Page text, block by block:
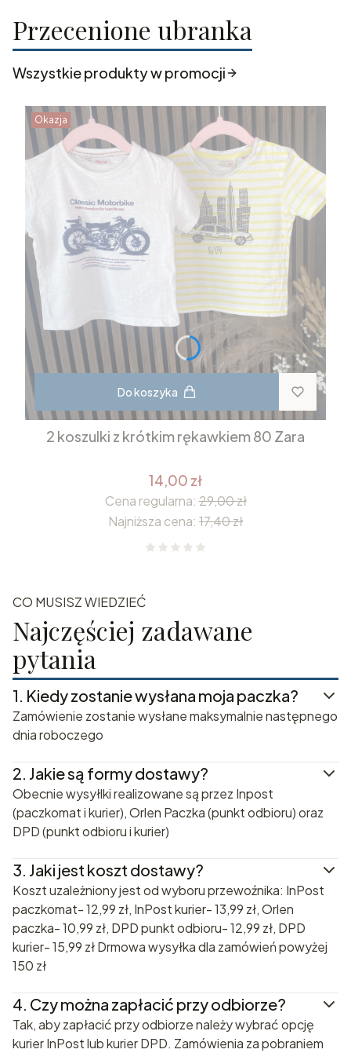
Przecenione ubranka
Wszystkie produkty w promocji
Okazja
Do koszyka
2 koszulki z krótkim rękawkiem 80 Zara
14,00 zł
Cena regularna: 29,00 zł
Najniższa cena: 17,40 zł
CO MUSISZ WIEDZIEĆ
Najczęściej zadawane
pytania
1. Kiedy zostanie wysłana moja paczka?
Zamówienie zostanie wysłane maksymalnie następnego
dnia roboczego
2. Jakie są formy dostawy?
Obecnie wysyłlki realizowane są przez Inpost
(paczkomat i kurier), Orlen Paczka (punkt odbioru) oraz
DPD (punkt odbioru i kurier)
3. Jaki jest koszt dostawy?
Koszt uzależniony jest od wyboru przewoźnika: InPost
paczkomat- 12,99 zł, InPost kurier- 13,99 zł, Orlen
paczka- 10,99 zł, DPD punkt odbioru- 12,99 zł, DPD
kurier- 15,99 zł Drmowa wysyłka dla zamówień powyżej
150 zł
4. Czy można zapłacić przy odbiorze?
Tak, aby zapłacić przy odbiorze należy wybrać opcję
kurier InPost lub kurier DPD. Zamówienia za pobraniem